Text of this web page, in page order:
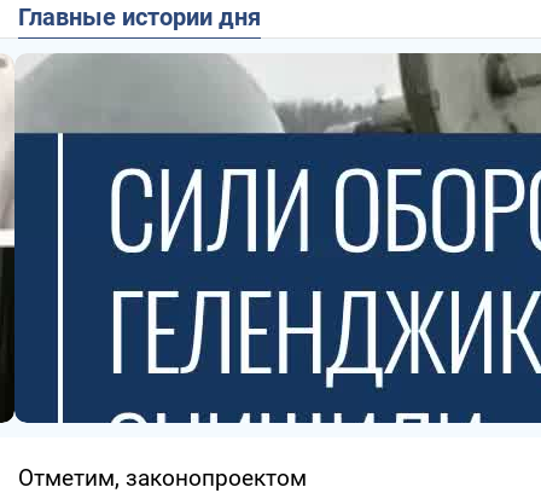
Главные истории дня
Отметим, законопроектом